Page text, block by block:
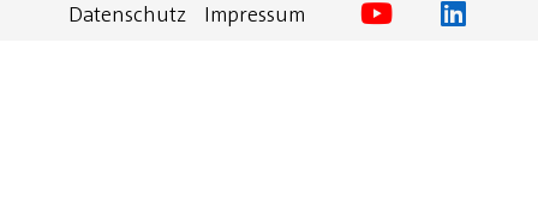
Datenschutz Impressum